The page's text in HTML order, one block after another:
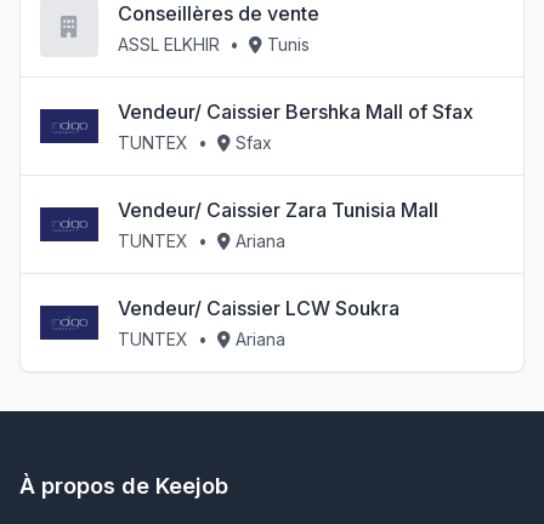
Conseillères de vente
ASSL ELKHIR • Tunis
Vendeur/ Caissier Bershka Mall of Sfax
TUNTEX • Sfax
Vendeur/ Caissier Zara Tunisia Mall
TUNTEX • Ariana
Vendeur/ Caissier LCW Soukra
TUNTEX • Ariana
À propos de Keejob